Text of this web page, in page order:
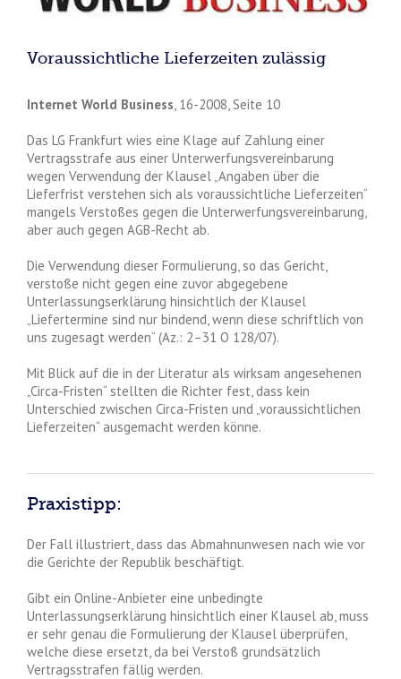
Voraussichtliche Lieferzeiten zulässig
Internet World Business, 16-2008, Seite 10
Das LG Frankfurt wies eine Klage auf Zahlung einer
Vertragsstrafe aus einer Unterwerfungsvereinbarung
wegen Verwendung der Klausel „Angaben über die
Lieferfrist verstehen sich als voraussichtliche Lieferzeiten“
mangels Verstoßes gegen die Unterwerfungsvereinbarung,
aber auch gegen AGB-Recht ab.
Die Verwendung dieser Formulierung, so das Gericht,
verstoße nicht gegen eine zuvor abgegebene
Unterlassungserklärung hinsichtlich der Klausel
„Liefertermine sind nur bindend, wenn diese schriftlich von
uns zugesagt werden“ (Az.: 2–31 O 128/07).
Mit Blick auf die in der Literatur als wirksam angesehenen
„Circa-Fristen“ stellten die Richter fest, dass kein
Unterschied zwischen Circa-Fristen und „voraussichtlichen
Lieferzeiten“ ausgemacht werden könne.
Praxistipp:
Der Fall illustriert, dass das Abmahnunwesen nach wie vor
die Gerichte der Republik beschäftigt.
Gibt ein Online-Anbieter eine unbedingte
Unterlassungserklärung hinsichtlich einer Klausel ab, muss
er sehr genau die Formulierung der Klausel überprüfen,
welche diese ersetzt, da bei Verstoß grundsätzlich
Vertragsstrafen fällig werden.